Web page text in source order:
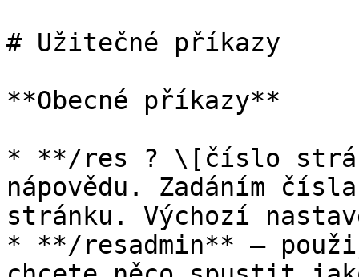
# Užitečné příkazy
**Obecné příkazy**
* **/res ? \[číslo
nápovědu. Zadáním
stránku. Výchozí
* **/resadmin** –